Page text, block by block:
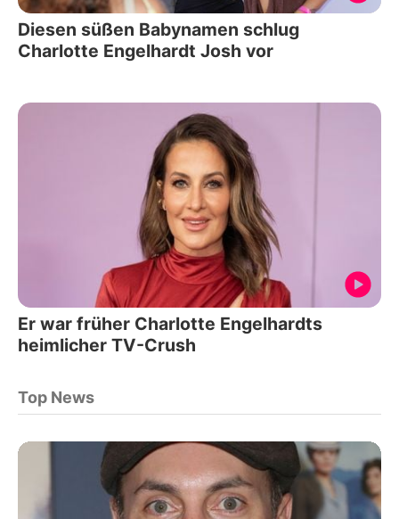
Diesen süßen Babynamen schlug
Charlotte Engelhardt Josh vor
Er war früher Charlotte Engelhardts
heimlicher TV-Crush
Top News